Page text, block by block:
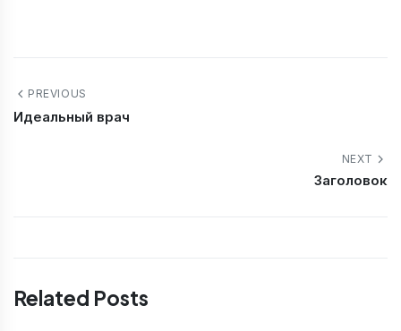
PREVIOUS
Идеальный врач
NEXT
Заголовок
Related Posts